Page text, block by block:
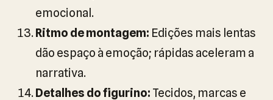
emocional.
Ritmo de montagem: Edições mais lentas
dão espaço à emoção; rápidas aceleram a
narrativa.
Detalhes do figurino: Tecidos, marcas e